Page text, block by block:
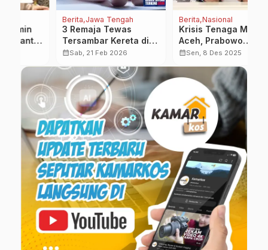
Jawa Tengah
3 Remaja Tewas
Tersambar Kereta di
Jalur Stasiun Batang-
Sab, 21 Feb 2026
Nasional
Krisis Tenaga Medis di
Aceh, Prabowo
Instruksikan Dokter
Lapangan
Sen, 8 Des 2025
…